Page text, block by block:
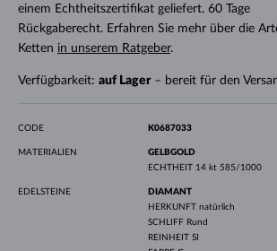
einem Echtheitszertifikat geliefert. 60 Tage
Rückgaberecht. Erfahren Sie mehr über die
Ketten in unserem Ratgeber.
Verfügbarkeit: auf Lager– bereit für den
CODE K0687033
MATERIALIEN
GELBGOLD
ECHTHEIT 14 kt 585/1000
EDELSTEINE
DIAMANT
HERKUNFT natürlich
SCHLIFF Rund
REINHEIT SI